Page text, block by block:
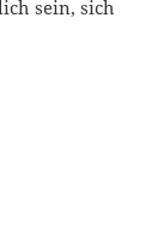
sein, sich